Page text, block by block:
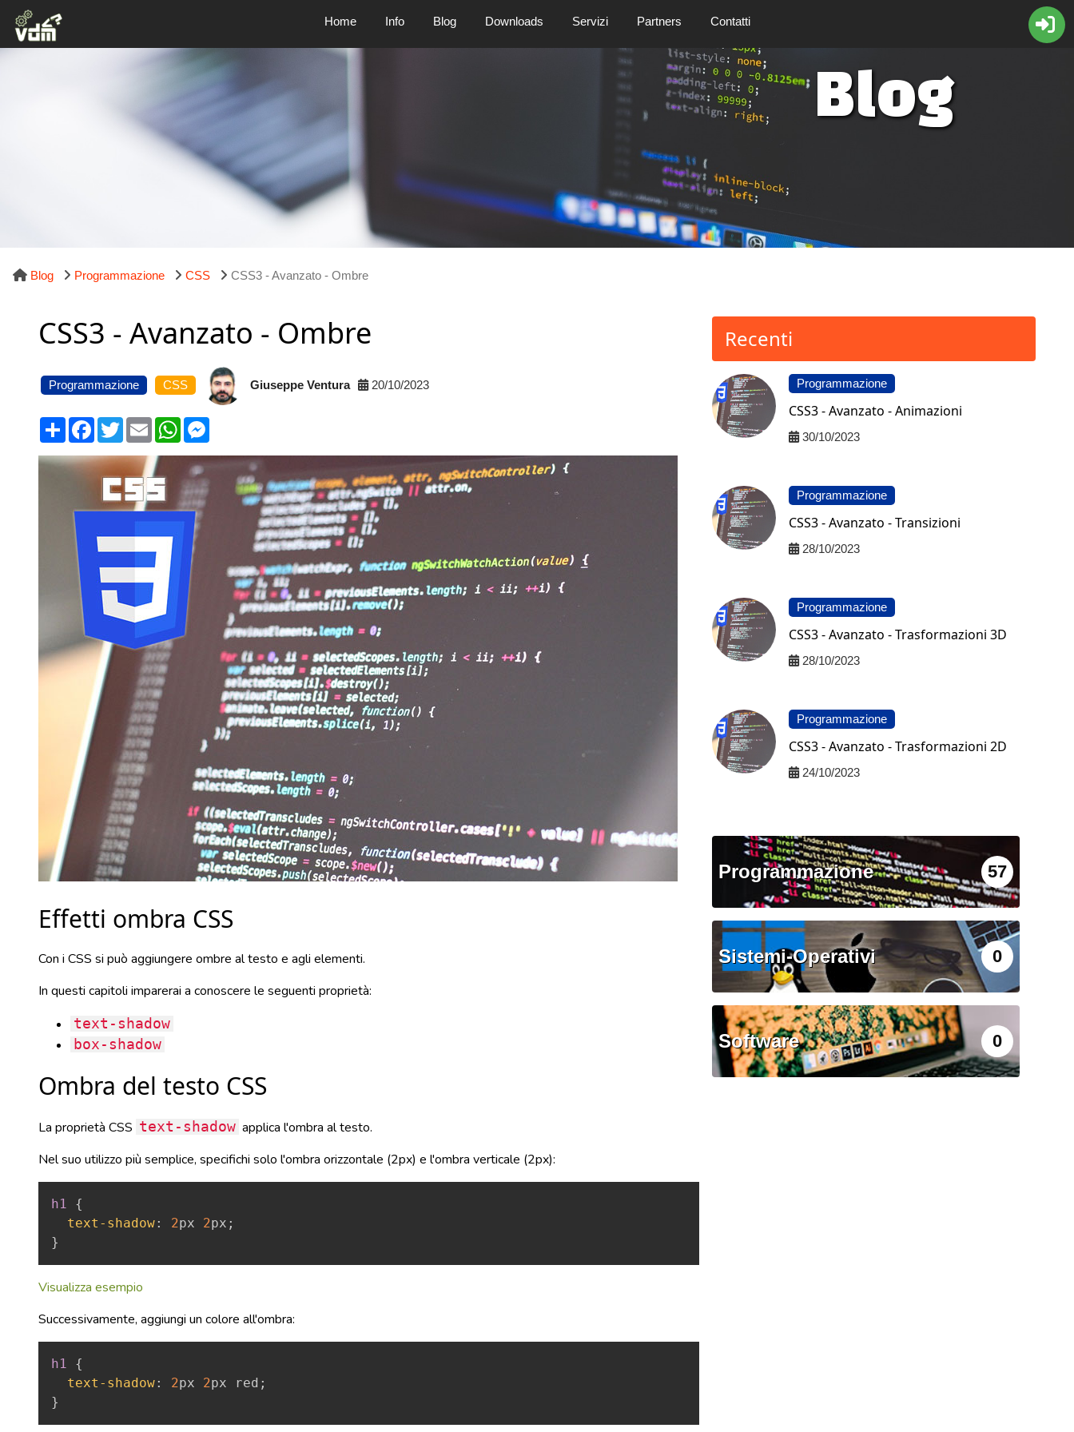
Home Info Blog Downloads Servizi Partners Contatti
Blog
Blog Programmazione CSS CSS3 - Avanzato - Ombre
CSS3 - Avanzato - Ombre
Programmazione CSS Giuseppe Ventura 20/10/2023
CondividiFacebook
TwitterEmail WhatsApp
Effetti ombra CSS
Con i CSS si può aggiungere ombre al testo e agli elementi.
In questi capitoli imparerai a conoscere le seguenti proprietà:
text-shadow
box-shadow
Ombra del testo CSS
La proprietà CSS text-shadow applica l'ombra al testo.
Nel suo utilizzo più semplice, specifichi solo l'ombra orizzontale (2px) e l'ombra verticale (2px):
h1
{
text-shadow: 2px 2px ;
}
Visualizza esempio
Successivamente, aggiungi un colore all'ombra:
h1
{
text-shadow: 2px 2px red ;
}
Recenti
Programmazione
CSS3 - Avanzato - Animazioni
30/10/2023
Programmazione
CSS3 - Avanzato - Transizioni
28/10/2023
Programmazione
CSS3 - Avanzato - Trasformazioni 3D
28/10/2023
Programmazione
CSS3 - Avanzato - Trasformazioni 2D
24/10/2023
Programmazione 57
Sistemi-Operativi 0
Software 0